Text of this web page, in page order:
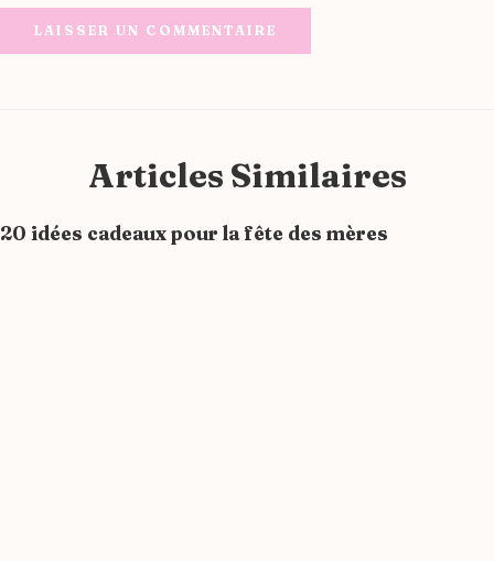
Articles Similaires
20 idées cadeaux pour la fête des mères